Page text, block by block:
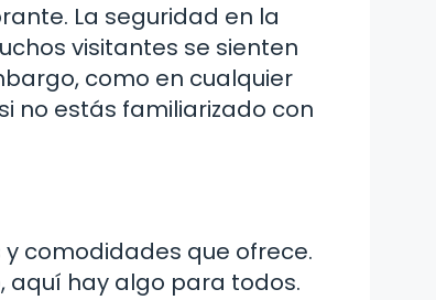
La seguridad en la
visitantes se sienten
como en cualquier
no estás familiarizado con
y comodidades que ofrece.
aquí hay algo para todos.